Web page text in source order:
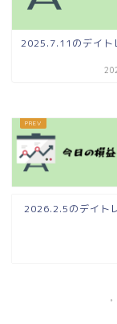
2025.7.11のデイト
2026.2.5のデイト